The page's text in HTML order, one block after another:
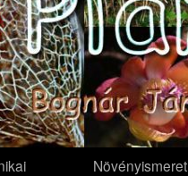
Növényismeret